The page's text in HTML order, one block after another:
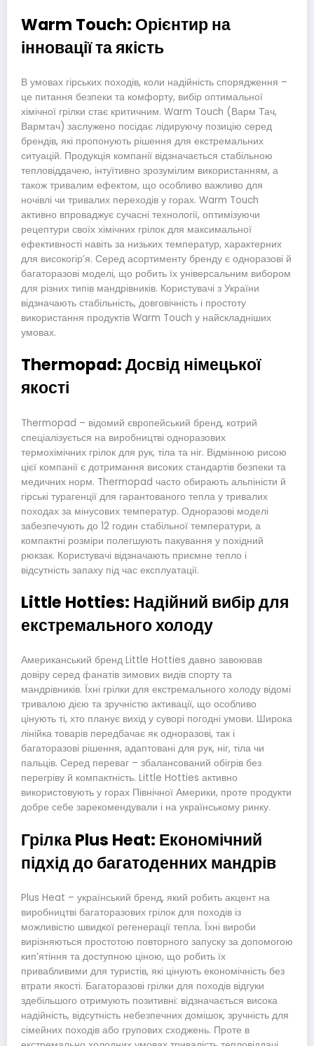
Warm Touch: Орієнтир на
інновації та якість
В умовах гірських походів, коли надійність спорядження –
це питання безпеки та комфорту, вибір оптимальної
хімічної грілки стає критичним. Warm Touch (Варм Тач,
Вармтач) заслужено посідає лідируючу позицію серед
брендів, які пропонують рішення для екстремальних
ситуацій. Продукція компанії відзначається стабільною
тепловіддачею, інтуїтивно зрозумілим використанням, а
також тривалим ефектом, що особливо важливо для
ночівлі чи тривалих переходів у горах. Warm Touch
активно впроваджує сучасні технології, оптимізуючи
рецептури своїх хімічних грілок для максимальної
ефективності навіть за низьких температур, характерних
для високогір’я. Серед асортименту бренду є одноразові й
багаторазові моделі, що робить їх універсальним вибором
для різних типів мандрівників. Користувачі з України
відзначають стабільність, довговічність і простоту
використання продуктів Warm Touch у найскладніших
умовах.
Thermopad: Досвід німецької
якості
Thermopad – відомий європейський бренд, котрий
спеціалізується на виробництві одноразових
термохімічних грілок для рук, тіла та ніг. Відмінною рисою
цієї компанії є дотримання високих стандартів безпеки та
медичних норм. Thermopad часто обирають альпіністи й
гірські турагенції для гарантованого тепла у тривалих
походах за мінусових температур. Одноразові моделі
забезпечують до 12 годин стабільної температури, а
компактні розміри полегшують пакування у похідний
рюкзак. Користувачі відзначають приємне тепло і
відсутність запаху під час експлуатації.
Little Hotties: Надійний вибір для
екстремального холоду
Американський бренд Little Hotties давно завоював
довіру серед фанатів зимових видів спорту та
мандрівників. Їхні грілки для екстремального холоду відомі
тривалою дією та зручністю активації, що особливо
цінують ті, хто планує вихід у суворі погодні умови. Широка
лінійка товарів передбачає як одноразові, так і
багаторазові рішення, адаптовані для рук, ніг, тіла чи
пальців. Серед переваг – збалансований обігрів без
перегріву й компактність. Little Hotties активно
використовують у горах Північної Америки, проте продукти
добре себе зарекомендували і на українському ринку.
Грілка Plus Heat: Економічний
підхід до багатоденних мандрів
Plus Heat – український бренд, який робить акцент на
виробництві багаторазових грілок для походів із
можливістю швидкої регенерації тепла. Їхні вироби
вирізняються простотою повторного запуску за допомогою
кип’ятіння та доступною ціною, що робить їх
привабливими для туристів, які цінують економічність без
втрати якості. Багаторазові грілки для походів відгуки
здебільшого отримують позитивні: відзначається висока
надійність, відсутність небезпечних домішок, зручність для
сімейних походів або групових сходжень. Проте в